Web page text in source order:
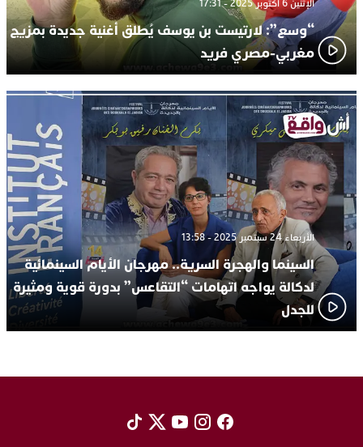
الإثنين 6 أكتوبر 2025 - 17:31
“وسع”: لارتيست بن يوسف يُطلق أغنية جديدة بمزيج
مغربي-مصري فريد
الأربعاء 24 سبتمبر 2025 - 13:58
السينما والهجرة السرية.. مهرجان الأيام السينمائية
لدكالة يواجه اتهامات “التقاعس” بدورة قوية ومثيرة
للجدل